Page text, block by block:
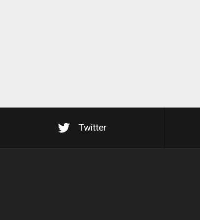
Twitter